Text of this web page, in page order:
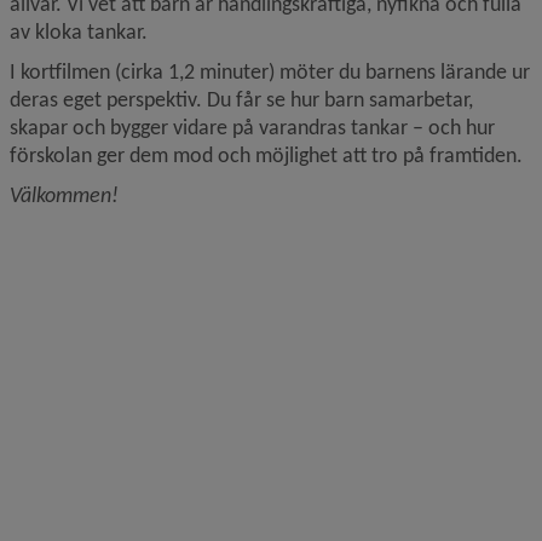
av kloka tankar.
I kortfilmen (cirka 1,2 minuter) möter du barnens lärande ur
deras eget perspektiv. Du får se hur barn samarbetar,
skapar och bygger vidare på varandras tankar – och hur
förskolan ger dem mod och möjlighet att tro på framtiden.
Välkommen!